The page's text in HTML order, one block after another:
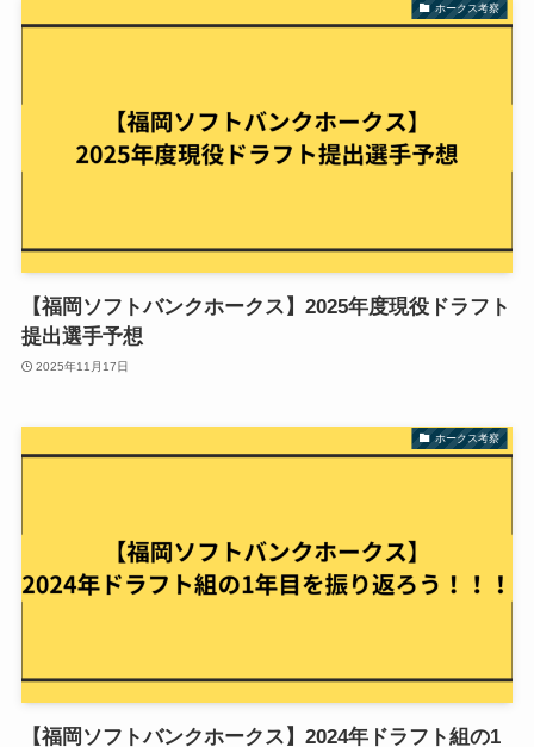
ホークス考察
【福岡ソフトバンクホークス】2025年度現役ドラフト
提出選手予想
2025年11月17日
ホークス考察
【福岡ソフトバンクホークス】2024年ドラフト組の1